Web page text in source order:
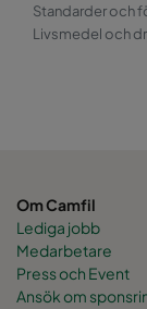
Standarder och
Livsmedel och
Om Camfil
Lediga jobb
Medarbetare
Press och Event
Ansök om